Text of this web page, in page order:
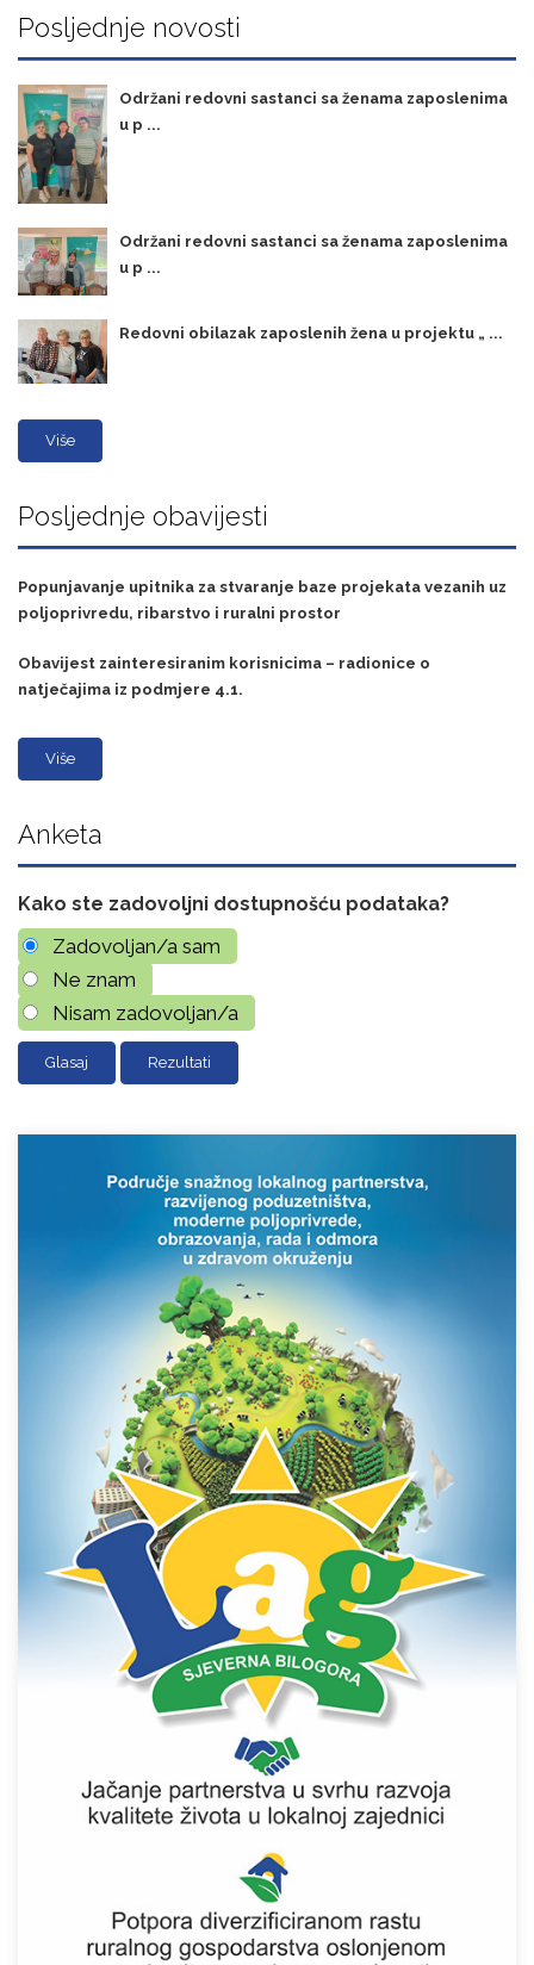
Posljednje novosti
Održani redovni sastanci sa ženama zaposlenima
u p ...
Održani redovni sastanci sa ženama zaposlenima
u p ...
Redovni obilazak zaposlenih žena u projektu „ ...
Više
Posljednje obavijesti
Popunjavanje upitnika za stvaranje baze projekata vezanih uz
poljoprivredu, ribarstvo i ruralni prostor
Obavijest zainteresiranim korisnicima – radionice o
natječajima iz podmjere 4.1.
Više
Anketa
Kako ste zadovoljni dostupnošću podataka?
Zadovoljan/a sam
Ne znam
Nisam zadovoljan/a
Rezultati